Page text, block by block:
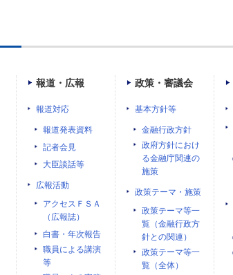
報道・広報
報道対応
報道発表資料
記者会見
大臣談話等
広報活動
アクセスＦＳＡ
（広報誌）
白書・年次報告
職員による講演
等
政策・審議会
基本方針等
金融行政方針
政府方針におけ
る金融庁関連の
施策
政策テーマ・施策
政策テーマ等一
覧（金融行政方
針との関連）
政策テーマ等一
覧（全体）